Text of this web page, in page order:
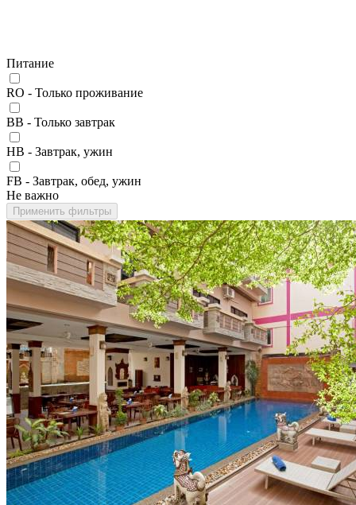
Питание
RO - Только проживание
BB - Только завтрак
HB - Завтрак, ужин
FB - Завтрак, обед, ужин
Не важно
Применить фильтры